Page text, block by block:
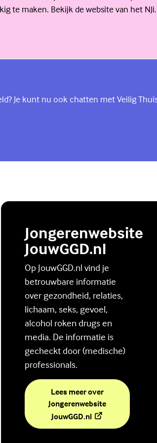
te maken. Bekijk de website van het NJi.
dat een moeilijke tijd.
Je kunt nu ook chatten met Veilig
Jongerenwebsite
JouwGGD.nl
Op JouwGGD.nl vind je
betrouwbare informatie
over gezondheid, relaties,
lichaam, seks, gevoel,
alcohol roken drugs en
media. De informatie is
gecheckt door (medische)
professionals.
Lees meer over
Jongerenwebsite
JouwGGD.nl(Externe link)